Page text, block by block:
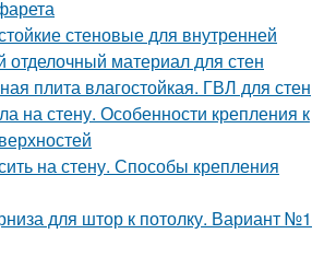
стеновые для внутренней
отделочный материал для стен
плита влагостойкая. ГВЛ для стен
на стену. Особенности крепления к
на стену. Способы крепления
для штор к потолку. Вариант №1